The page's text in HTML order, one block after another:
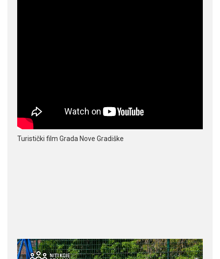
Turistički film Grada Nove Gradiške